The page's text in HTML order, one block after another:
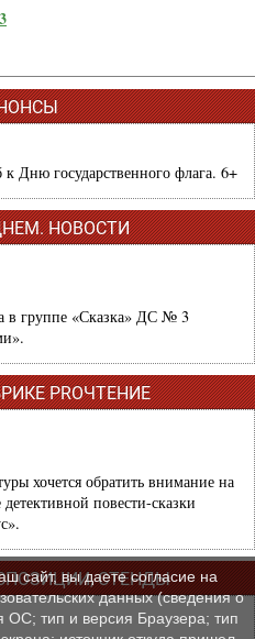
Дню государственного флага. 6+
НОВОСТИ
в группе «Сказка» ДС № 3
PROЧТЕНИЕ
хочется обратить внимание на
повести-сказки
СТЕНДЫ
сайт, вы даете согласие на
данных (сведения о
ОС; тип и версия Браузера; тип